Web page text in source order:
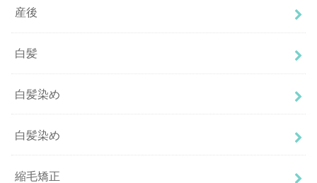
産後
白髪
白髪染め
白髪染め
縮毛矯正